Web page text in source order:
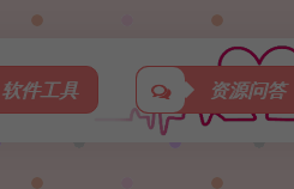
软件工具 资源问答